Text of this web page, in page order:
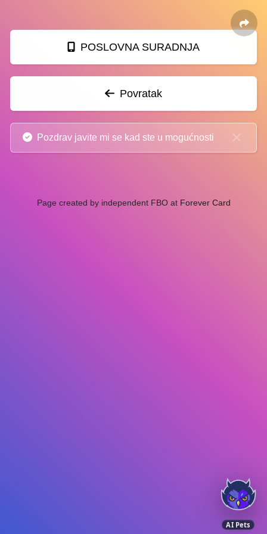
POSLOVNA SURADNJA
Povratak
Pozdrav javite mi se kad ste u mogućnosti
Page created by independent FBO at Forever Card
AI Pets